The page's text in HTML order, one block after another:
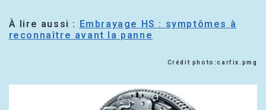
À lire aussi : Embrayage HS : symptômes à
reconnaître avant la panne
Crédit photo:carfix.pmg